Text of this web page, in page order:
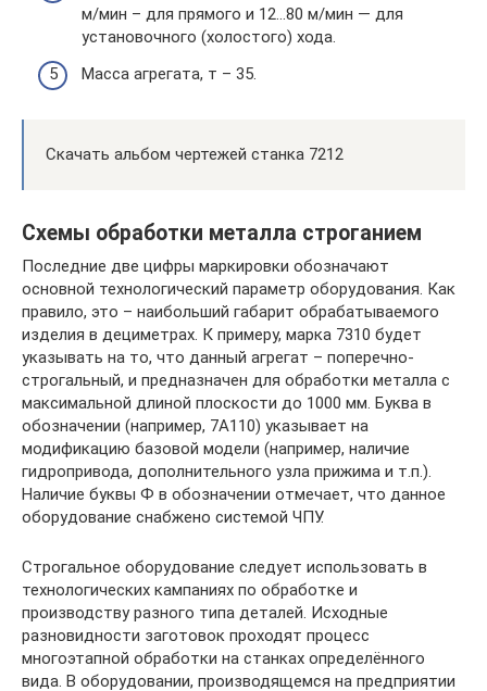
м/мин – для прямого и 12…80 м/мин — для
установочного (холостого) хода.
Масса агрегата, т – 35.
Скачать альбом чертежей станка 7212
Схемы обработки металла строганием
Последние две цифры маркировки обозначают
основной технологический параметр оборудования. Как
правило, это – наибольший габарит обрабатываемого
изделия в дециметрах. К примеру, марка 7310 будет
указывать на то, что данный агрегат – поперечно-
строгальный, и предназначен для обработки металла с
максимальной длиной плоскости до 1000 мм. Буква в
обозначении (например, 7А110) указывает на
модификацию базовой модели (например, наличие
гидропривода, дополнительного узла прижима и т.п.).
Наличие буквы Ф в обозначении отмечает, что данное
оборудование снабжено системой ЧПУ.
Строгальное оборудование следует использовать в
технологических кампаниях по обработке и
производству разного типа деталей. Исходные
разновидности заготовок проходят процесс
многоэтапной обработки на станках определённого
вида. В оборудовании, производящемся на предприятии